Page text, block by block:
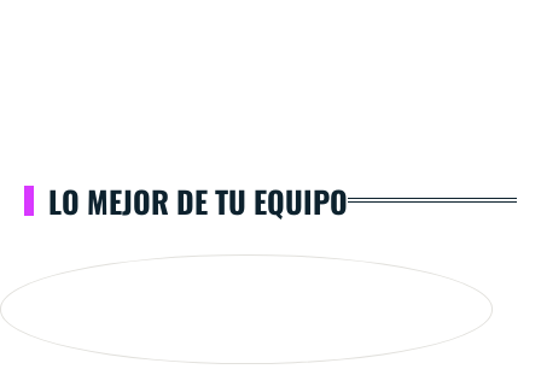
LO MEJOR DE TU EQUIPO